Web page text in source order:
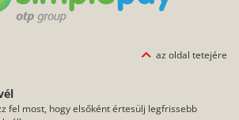
az oldal tetejére
fel most, hogy elsőként értesülj legfrissebb